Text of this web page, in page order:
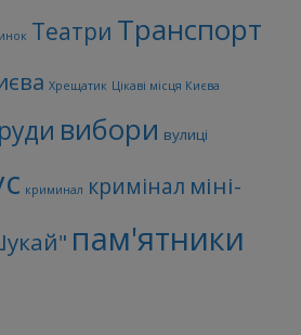
Театри Транспорт
Хрещатик Цікаві місця Києва
вибори вулиці
криминал кримінал міні-
пам'ятники